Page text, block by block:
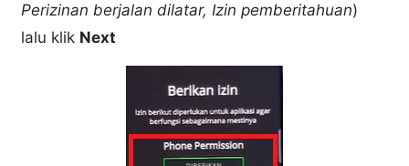
Perizinan berjalan dilatar, Izin pemberitahuan)
lalu klik Next